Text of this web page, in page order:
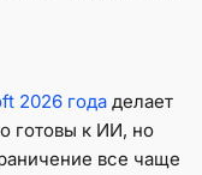
2026 года делает
готовы к ИИ, но
все чаще